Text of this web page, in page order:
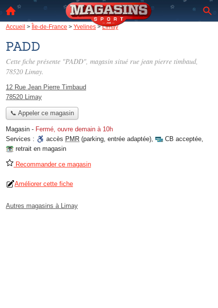
Accueil > Île-de-France > Yvelines>Limay
PADD
Cette fiche présente "PADD", magasin situé rue jean pierre timbaud,
78520 Limay.
12 Rue Jean Pierre Timbaud
78520 Limay
📞 Appeler ce magasin
Magasin - Fermé, ouvre demain à 10h
Services :
accès PMR (parking, entrée adaptée), CB acceptée,
retrait en magasin
Recommander ce magasin
Améliorer cette fiche
Autres magasins à Limay